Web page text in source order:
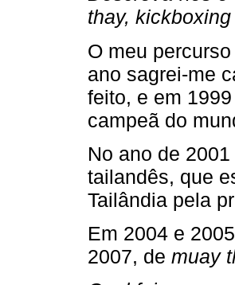
thay,
O meu
ano sagrei-me
feito, e em
campeã do
No ano de
tailandês, que
Tailândia pela
Em 2004 e
2007, de muay